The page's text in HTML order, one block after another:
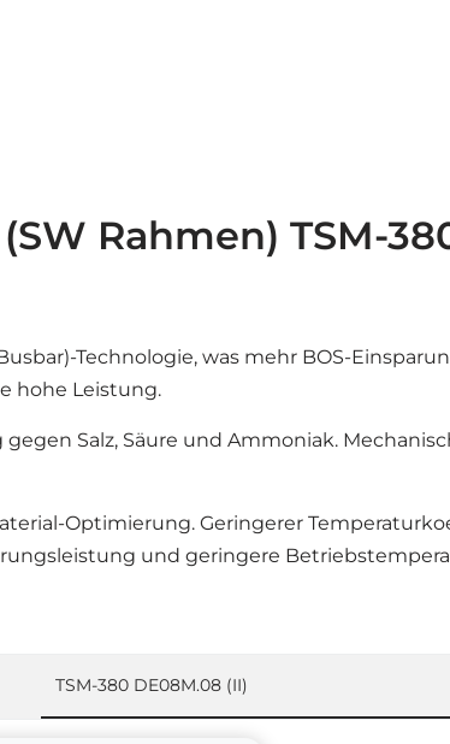
Rahmen) TSM-
Technologie, was mehr BOS-
hohe Leistung.
Salz, Säure und Ammoniak.
Optimierung. Geringerer
und geringere
TSM-380 DE08M.08 (II)